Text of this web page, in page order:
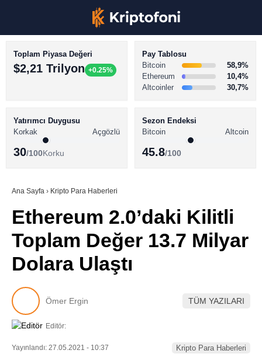
Youtube
TikTok
BİTCOİN HABERLERİ
ALTCOİN HABERLERİ
SÖZLÜK
Toplam Piyasa Değeri
$2,21 Trilyon +0.25%
Pay Tablosu
Bitcoin
58,9%
Ethereum
10,4%
Altcoinler
30,7%
Yatırımcı Duygusu
Korkak
Açgözlü
30/100Korku
Sezon Endeksi
Bitcoin
Altcoin
45.8/100
Ana Sayfa › Kripto Para Haberleri
Ethereum 2.0’daki Kilitli
Toplam Değer 13.7 Milyar
Dolara Ulaştı
Ömer Ergin TÜM YAZILARI
Editör:
Yayınlandı: 27.05.2021 - 10:37 Kripto Para Haberleri